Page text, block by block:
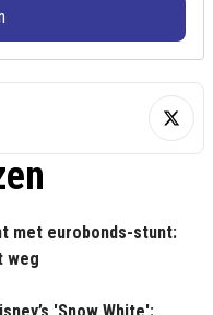
met eurobonds-stunt:
weg